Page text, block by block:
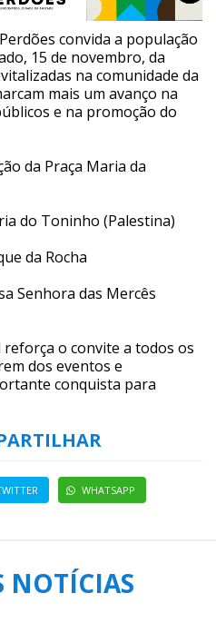
convida a população
15 de novembro, da
na comunidade da
mais um avanço na
e na promoção do
da Praça Maria da
do Toninho (Palestina)
da Rocha
Senhora das Mercês
o convite a todos os
dos eventos e
conquista para
WHATSAPP
NOTÍCIAS